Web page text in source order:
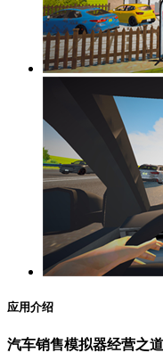
应用介绍
汽车销售模拟器经营之道